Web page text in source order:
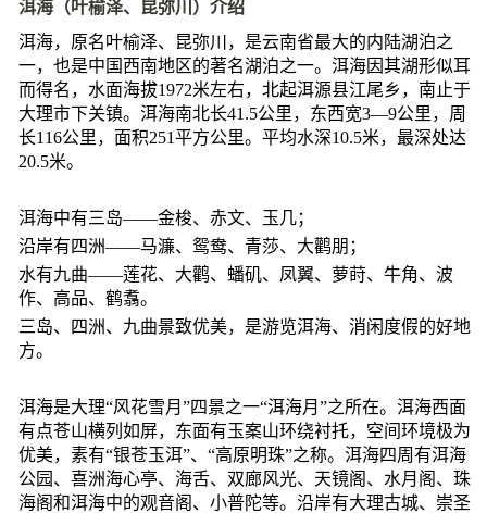
洱海（叶榆泽、昆弥川）介绍
洱海，原名叶榆泽、昆弥川，是云南省最大的内陆湖泊之
一，也是中国西南地区的著名湖泊之一。洱海因其湖形似耳
而得名，水面海拔1972米左右，北起洱源县江尾乡，南止于
大理市下关镇。洱海南北长41.5公里，东西宽3—9公里，周
长116公里，面积251平方公里。平均水深10.5米，最深处达
20.5米。
洱海中有三岛——金梭、赤文、玉几；
沿岸有四洲——马濂、鸳鸯、青莎、大鹳朋；
水有九曲——莲花、大鹳、蟠矶、凤翼、萝莳、牛角、波
作、高品、鹤翥。
三岛、四洲、九曲景致优美，是游览洱海、消闲度假的好地
方。
洱海是大理“风花雪月”四景之一“洱海月”之所在。洱海西面
有点苍山横列如屏，东面有玉案山环绕衬托，空间环境极为
优美，素有“银苍玉洱”、“高原明珠”之称。洱海四周有洱海
公园、喜洲海心亭、海舌、双廊风光、天镜阁、水月阁、珠
海阁和洱海中的观音阁、小普陀等。沿岸有大理古城、崇圣